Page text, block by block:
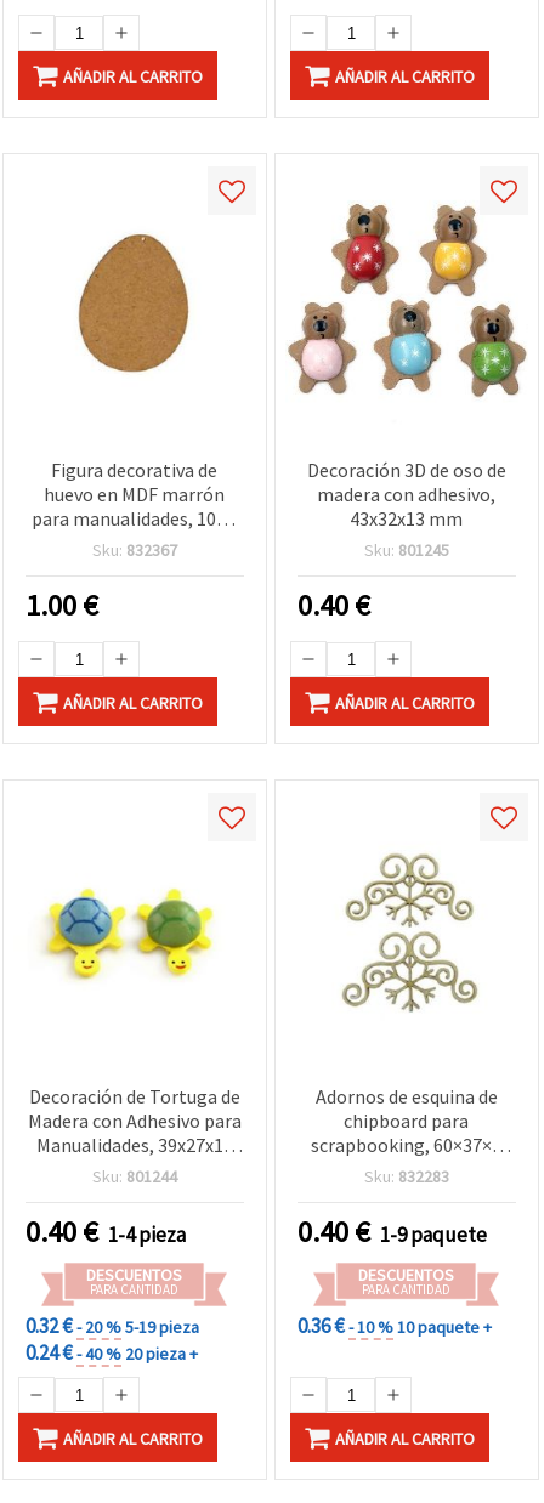
AÑADIR AL CARRITO AÑADIR AL CARRITO
Figura decorativa de
huevo en MDF marrón
para manualidades, 100 x
80 x 2 mm, base en crudo
decoupage y decoración
de pared
Sku: 832367
1.00€
AÑADIR AL CARRITO
Decoración 3D de oso de
madera con adhesivo,
43x32x13 mm
Sku: 801245
0.40€
AÑADIR AL CARRITO
Decoración de Tortuga de
Madera con Adhesivo para
Manualidades, 39x27x13
mm
Sku: 801244
0.40€ 1-4 pieza
DESCUENTOS
PARA CANTIDAD
0.32 €- 20 %5-19 pieza
0.24 €- 40 % 20 pieza +
AÑADIR AL CARRITO
Adornos de esquina de
chipboard para
scrapbooking, 60×37×1
mm - 2 uds, elementos
madera natural
Sku: 832283
0.40€ 1-9 paquete
DESCUENTOS
PARA CANTIDAD
0.36 €- 10 %10 paquete +
AÑADIR AL CARRITO